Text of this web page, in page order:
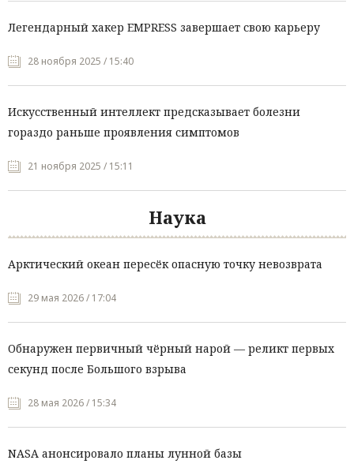
Легендарный хакер EMPRESS завершает свою карьеру
28 ноября 2025 / 15:40
Искусственный интеллект предсказывает болезни
гораздо раньше проявления симптомов
21 ноября 2025 / 15:11
Наука
Арктический океан пересёк опасную точку невозврата
29 мая 2026 / 17:04
Обнаружен первичный чёрный нарой — реликт первых
секунд после Большого взрыва
28 мая 2026 / 15:34
NASA анонсировало планы лунной базы